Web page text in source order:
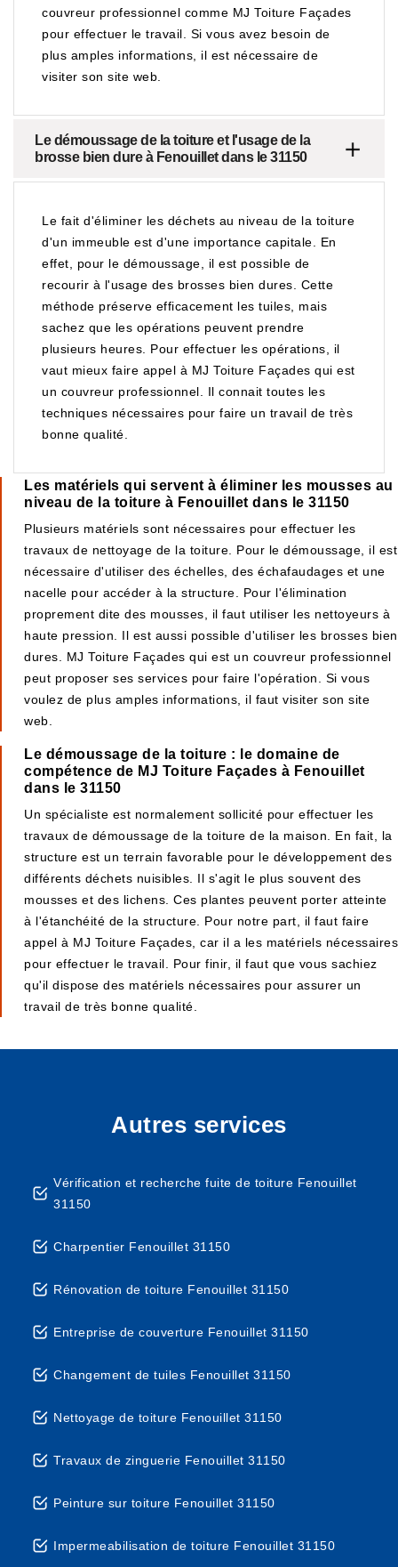
couvreur professionnel comme MJ Toiture Façades
pour effectuer le travail. Si vous avez besoin de
plus amples informations, il est nécessaire de
visiter son site web.
Le démoussage de la toiture et l'usage de la
brosse bien dure à Fenouillet dans le 31150
Le fait d'éliminer les déchets au niveau de la toiture
d'un immeuble est d'une importance capitale. En
effet, pour le démoussage, il est possible de
recourir à l'usage des brosses bien dures. Cette
méthode préserve efficacement les tuiles, mais
sachez que les opérations peuvent prendre
plusieurs heures. Pour effectuer les opérations, il
vaut mieux faire appel à MJ Toiture Façades qui est
un couvreur professionnel. Il connait toutes les
techniques nécessaires pour faire un travail de très
bonne qualité.
Les matériels qui servent à éliminer les mousses au
niveau de la toiture à Fenouillet dans le 31150
Plusieurs matériels sont nécessaires pour effectuer les
travaux de nettoyage de la toiture. Pour le démoussage, il est
nécessaire d'utiliser des échelles, des échafaudages et une
nacelle pour accéder à la structure. Pour l'élimination
proprement dite des mousses, il faut utiliser les nettoyeurs à
haute pression. Il est aussi possible d'utiliser les brosses bien
dures. MJ Toiture Façades qui est un couvreur professionnel
peut proposer ses services pour faire l'opération. Si vous
voulez de plus amples informations, il faut visiter son site
web.
Le démoussage de la toiture : le domaine de
compétence de MJ Toiture Façades à Fenouillet
dans le 31150
Un spécialiste est normalement sollicité pour effectuer les
travaux de démoussage de la toiture de la maison. En fait, la
structure est un terrain favorable pour le développement des
différents déchets nuisibles. Il s'agit le plus souvent des
mousses et des lichens. Ces plantes peuvent porter atteinte
à l'étanchéité de la structure. Pour notre part, il faut faire
appel à MJ Toiture Façades, car il a les matériels nécessaires
pour effectuer le travail. Pour finir, il faut que vous sachiez
qu'il dispose des matériels nécessaires pour assurer un
travail de très bonne qualité.
Autres services
Vérification et recherche fuite de toiture Fenouillet
31150
Charpentier Fenouillet 31150
Rénovation de toiture Fenouillet 31150
Entreprise de couverture Fenouillet 31150
Changement de tuiles Fenouillet 31150
Nettoyage de toiture Fenouillet 31150
Travaux de zinguerie Fenouillet 31150
Peinture sur toiture Fenouillet 31150
Impermeabilisation de toiture Fenouillet 31150